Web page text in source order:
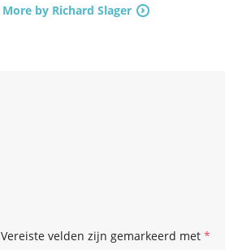
More by Richard Slager
Vereiste velden zijn gemarkeerd met *